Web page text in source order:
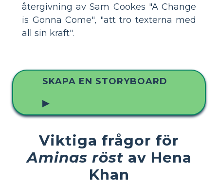
återgivning av Sam Cookes "A Change
is Gonna Come", "att tro texterna med
all sin kraft".
SKAPA EN STORYBOARD
▶
Viktiga frågor för
Aminas röst av Hena
Khan